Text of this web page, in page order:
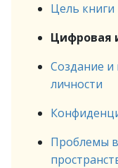
Цель книги
Цифровая
Создание
личности
Проблемы